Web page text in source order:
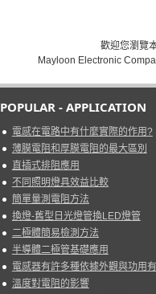
歡迎您瀏覽
Mayloon Electronic
POPULAR - APPLICATION
電感在電路中有什麼實際的作用?
薄膜電阻和厚膜電阻的最大區別
直插式排阻應用
不同照明燈具效益比較
簡單量測電阻方法
換燈-舊型日光燈管換LED燈管
二極體簡易檢測方法
半導體二極管基礎應用
電感器有許多種依據外觀與功用
溫度對電阻的影響